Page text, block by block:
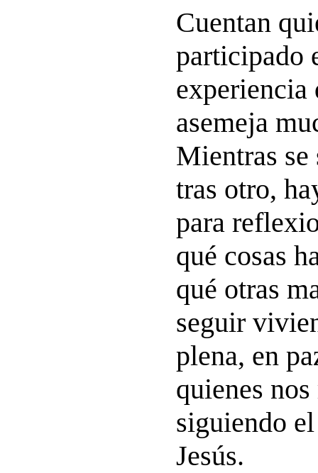
Cuentan
participado
experiencia
asemeja
Mientras se
tras otro,
para
qué cosas
qué otras
seguir
plena, en
quienes
siguiendo
Jesús.